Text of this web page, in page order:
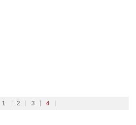
践行正确政绩观学习教育
的二十届四中全会精神
1 2 3 4